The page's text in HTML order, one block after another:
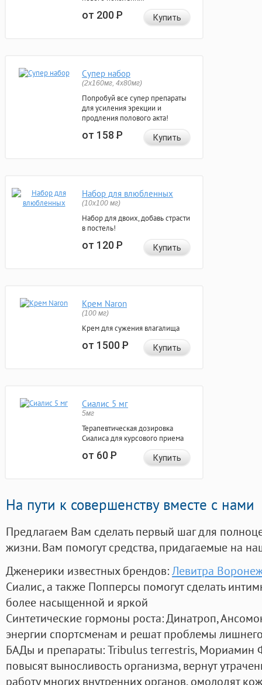
от 200Р Купить
Супер набор
(2х160мг, 4х80мг)
Попробуй все супер препараты
для усиления эрекции и
продления полового акта!
от 158Р Купить
Набор для влюбленных
(10х100 мг)
Набор для двоих, добавь страсти
в постель!
от 120Р Купить
Крем Naron
(100 мг)
Крем для сужения влагалища
от 1500Р Купить
Сиалис 5 мг
5мг
Терапевтическая дозировка
Сиалиса для курсового приема
от 60Р Купить
На пути к совершенству вместе с нами
Предлагаем Вам сделать первый шаг для
жизни. Вам помогут средства, придагаемые на
Дженерики известных брендов:Левитра
Сиалис, а также Попперсы помогут сделать
более насыщенной и яркой
Синтетические гормоны роста: Динатроп,
энергии спортсменам и решат проблемы
БАДы и препараты:Tribulus terrestris, Мориамин
повысят выносливость организма, вернут
работу многих внутренних органов, омолодят